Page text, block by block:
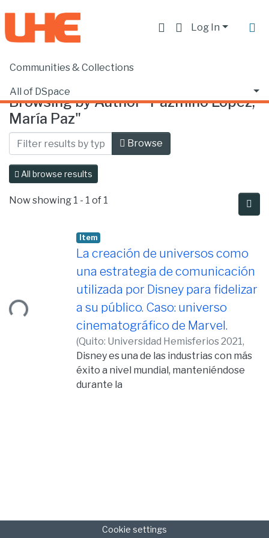
Log In
Communities & Collections
All of DSpace
Home Browse by Author
Browsing by Author "Pazmiño López,
María Paz"
Browse
All browse results
Now showing 1 - 1 of 1
Item
La creación de universos como
una estrategia de comunicación
utilizada por Disney para fidelizar
a su público. Caso: universo
cinematográfico de Marvel.
(Quito: Universidad Hemisferios 2021,
2020-10-16)Pazmiño López, María Paz
Disney es una de las industrias con más
éxito a nivel mundial, manteniéndose
durante la
métodos. La primera es la recopilación
Cookie settings